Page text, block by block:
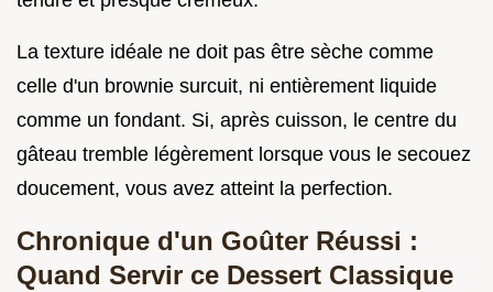
La texture idéale ne doit pas être sèche comme
celle d'un brownie surcuit, ni entièrement liquide
comme un fondant. Si, après cuisson, le centre du
gâteau tremble légèrement lorsque vous le secouez
doucement, vous avez atteint la perfection.
Chronique d'un Goûter Réussi :
Quand Servir ce Dessert Classique